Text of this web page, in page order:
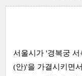
서울시가 '경복궁
(안)'을 가결시키면